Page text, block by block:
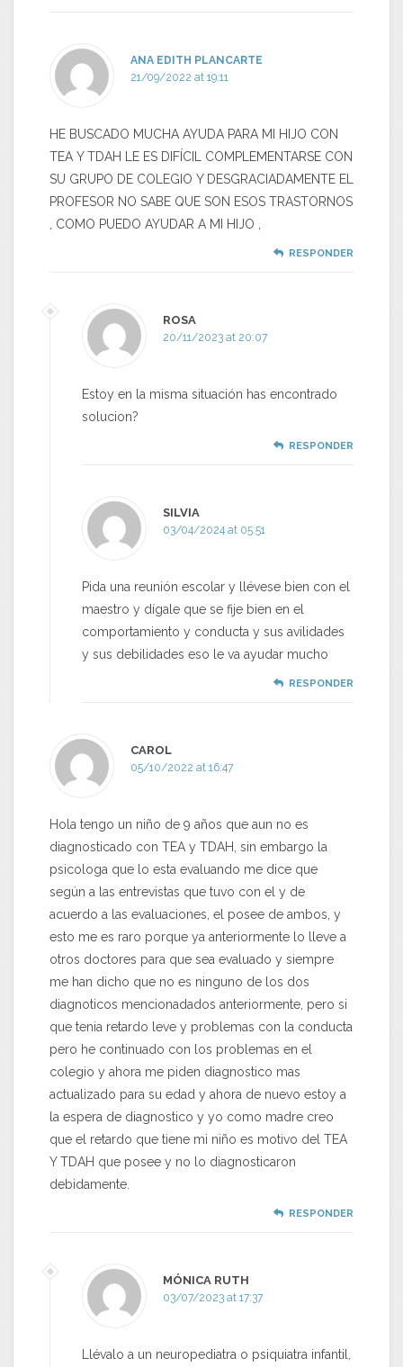
ANA EDITH PLANCARTE
21/09/2022 at 19:11
HE BUSCADO MUCHA AYUDA PARA MI HIJO CON
TEA Y TDAH LE ES DIFÍCIL COMPLEMENTARSE CON
SU GRUPO DE COLEGIO Y DESGRACIADAMENTE EL
PROFESOR NO SABE QUE SON ESOS TRASTORNOS
, COMO PUEDO AYUDAR A MI HIJO ,
RESPONDER
ROSA
20/11/2023 at 20:07
Estoy en la misma situación has encontrado
solucion?
RESPONDER
SILVIA
03/04/2024 at 05:51
Pida una reunión escolar y llévese bien con el
maestro y dígale que se fije bien en el
comportamiento y conducta y sus avilidades
y sus debilidades eso le va ayudar mucho
RESPONDER
CAROL
05/10/2022 at 16:47
Hola tengo un niño de 9 años que aun no es
diagnosticado con TEA y TDAH, sin embargo la
psicologa que lo esta evaluando me dice que
según a las entrevistas que tuvo con el y de
acuerdo a las evaluaciones, el posee de ambos, y
esto me es raro porque ya anteriormente lo lleve a
otros doctores para que sea evaluado y siempre
me han dicho que no es ninguno de los dos
diagnoticos mencionadados anteriormente, pero si
que tenia retardo leve y problemas con la conducta
pero he continuado con los problemas en el
colegio y ahora me piden diagnostico mas
actualizado para su edad y ahora de nuevo estoy a
la espera de diagnostico y yo como madre creo
que el retardo que tiene mi niño es motivo del TEA
Y TDAH que posee y no lo diagnosticaron
debidamente.
RESPONDER
MÓNICA RUTH
03/07/2023 at 17:37
Llévalo a un neuropediatra o psiquiatra infantil,